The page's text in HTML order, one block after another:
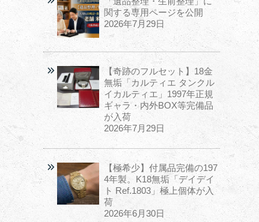
関する専用ページを公開
2026年7月29日
【奇跡のフルセット】18金
無垢「カルティエ タンクル
イカルティエ」1997年正規
ギャラ・内外BOX等完備品
が入荷
2026年7月29日
【極希少】付属品完備の197
4年製。K18無垢「デイデイ
ト Ref.1803」極上個体が入
荷
2026年6月30日